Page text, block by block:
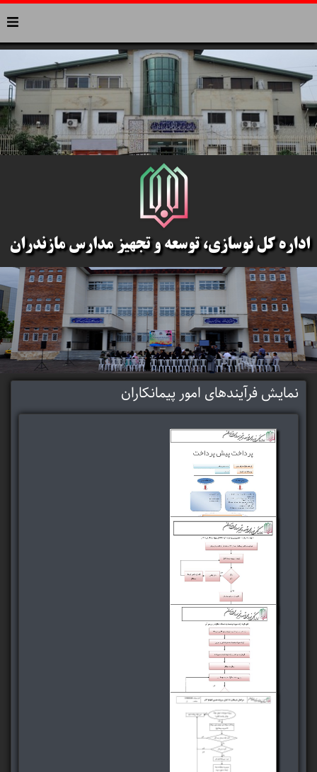
نمایش فرآیندهای امور پیمانکاران
فرآیند و روش پرداخت
پیش پرداخت
فرآیند و روش درخواست
بتن‌ریزی و بازدید ناظر
فرآیند و روش ارائه صورت